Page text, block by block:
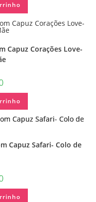
Capuz Corações Love-
Capuz Safari- Colo de